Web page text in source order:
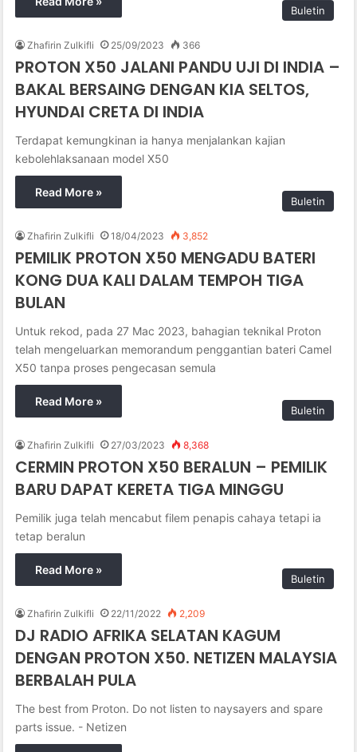
Buletin
Zhafirin Zulkifli 25/09/2023 366
PROTON X50 JALANI PANDU UJI DI INDIA –
BAKAL BERSAING DENGAN KIA SELTOS,
HYUNDAI CRETA DI INDIA
Terdapat kemungkinan ia hanya menjalankan kajian
kebolehlaksanaan model X50
Read More »
Buletin
Zhafirin Zulkifli 18/04/2023 3,852
PEMILIK PROTON X50 MENGADU BATERI
KONG DUA KALI DALAM TEMPOH TIGA
BULAN
Untuk rekod, pada 27 Mac 2023, bahagian teknikal Proton
telah mengeluarkan memorandum penggantian bateri Camel
X50 tanpa proses pengecasan semula
Read More »
Buletin
Zhafirin Zulkifli 27/03/2023 8,368
CERMIN PROTON X50 BERALUN – PEMILIK
BARU DAPAT KERETA TIGA MINGGU
Pemilik juga telah mencabut filem penapis cahaya tetapi ia
tetap beralun
Read More »
Buletin
Zhafirin Zulkifli 22/11/2022 2,209
DJ RADIO AFRIKA SELATAN KAGUM
DENGAN PROTON X50. NETIZEN MALAYSIA
BERBALAH PULA
The best from Proton. Do not listen to naysayers and spare
parts issue. - Netizen